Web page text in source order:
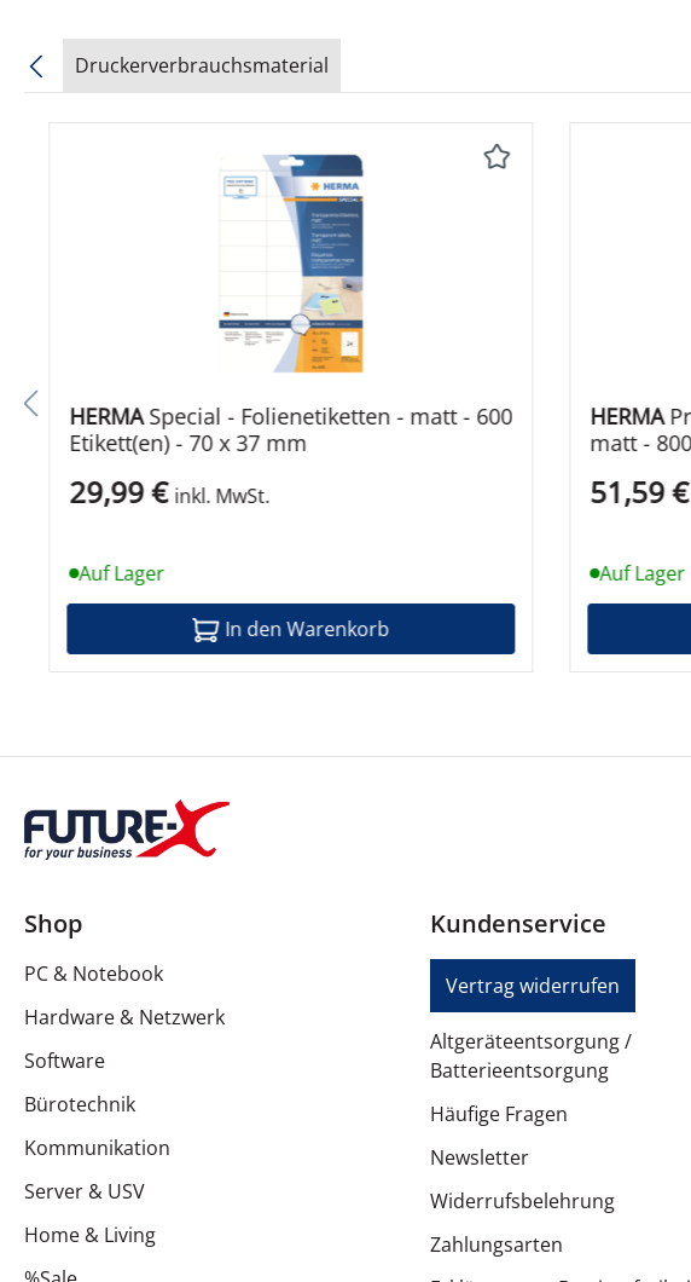
Merkmale
Verschiedenes
PEFC-zertifiziert
Druckerverbrauchsmaterial
HERMASpecial - Folienetiketten - matt - 600
Etikett(en) - 70 x 37 mm
29,99 € inkl. MwSt.
Auf Lager
In den Warenkorb
HERMAPremium - laminierte Etiketten -
51,59 €
Auf Lager
Shop
PC & Notebook
Hardware & Netzwerk
Software
Bürotechnik
Kommunikation
Server & USV
Home & Living
Kundenservice
Vertrag widerrufen
Altgeräteentsorgung /
Batterieentsorgung
Häufige Fragen
Newsletter
Widerrufsbelehrung
Zahlungsarten